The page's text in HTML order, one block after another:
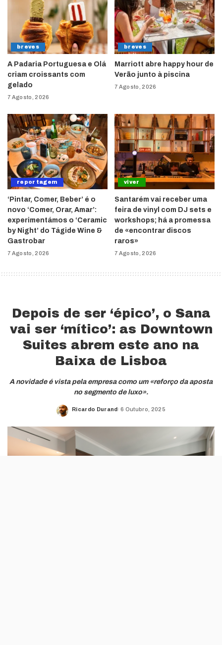
breves
A Padaria Portuguesa e Olá
criam croissants com
gelado
7 Agosto, 2026
breves
Marriott abre happy hour de
Verão junto à piscina
7 Agosto, 2026
reportagem
‘Pintar, Comer, Beber’ é o
novo ‘Comer, Orar, Amar’:
experimentámos o ‘Ceramic
by Night’ do Tágide Wine &
Gastrobar
7 Agosto, 2026
viver
Santarém vai receber uma
feira de vinyl com DJ sets e
workshops; há a promessa
de «encontrar discos
raros»
7 Agosto, 2026
Depois de ser ‘épico’, o Sana
vai ser ‘mítico’: as Downtown
Suites abrem este ano na
Baixa de Lisboa
A novidade é vista pela empresa como um «reforço da aposta
no segmento de luxo».
Posted
Ricardo Durand 6 Outubro, 2025